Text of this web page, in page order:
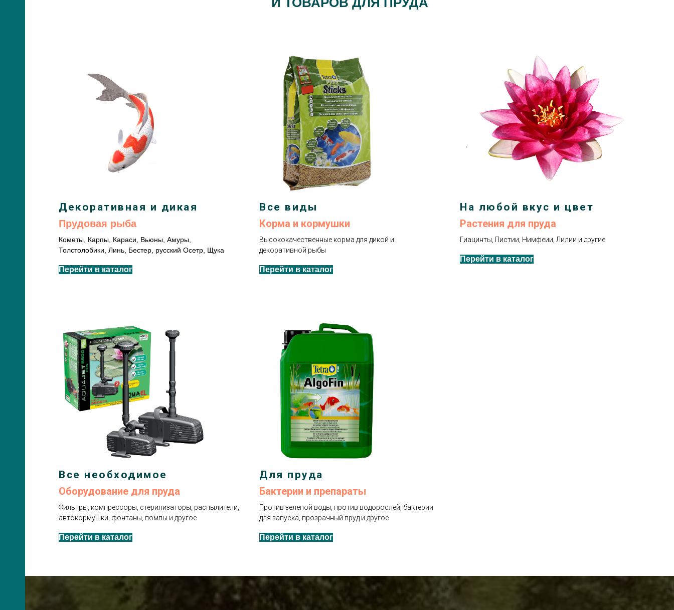
Декоративная и дикая
Прудовая рыба
Кометы, Карпы, Караси, Вьюны, Амуры,
Толстолобики, Линь, Бестер, русский Осетр, Щука
Перейти в каталог
Все виды
Корма и кормушки
Высококачественные корма для дикой и
декоративной рыбы
Перейти в каталог
На любой вкус и цвет
Растения для пруда
Гиацинты, Пистии, Нимфеии, Лилии и другие
Перейти в каталог
Все необходимое
Оборудование для пруда
Фильтры, компрессоры, стерилизаторы, распылители,
автокормушки, фонтаны, помпы и другое
Перейти в каталог
Для пруда
Бактерии и препараты
Против зеленой воды, против водорослей, бактерии
для запуска, прозрачный пруд и другое
Перейти в каталог